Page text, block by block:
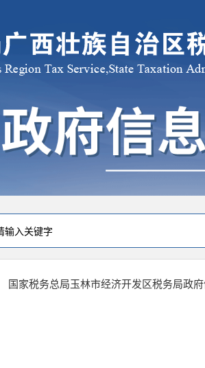
国家税务总局玉林市经济开发区税务局政